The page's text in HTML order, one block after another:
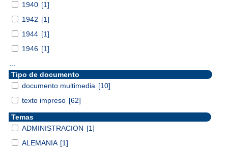
1940 [1]
1942 [1]
1944 [1]
1946 [1]
Tipo de documento
documento multimedia [10]
texto impreso [62]
Temas
ADMINISTRACION [1]
ALEMANIA [1]